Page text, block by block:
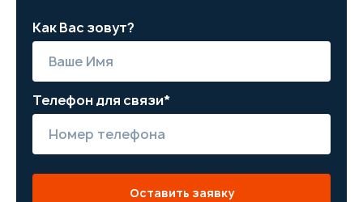
Как Вас зовут?
Телефон для связи*
Оставить заявку